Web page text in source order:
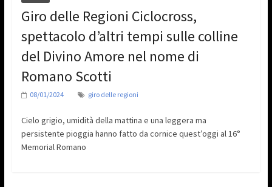
Giro delle Regioni Ciclocross,
spettacolo d’altri tempi sulle colline
del Divino Amore nel nome di
Romano Scotti
08/01/2024 giro delle regioni
Cielo grigio, umidità della mattina e una leggera ma
persistente pioggia hanno fatto da cornice quest’oggi al 16°
Memorial Romano